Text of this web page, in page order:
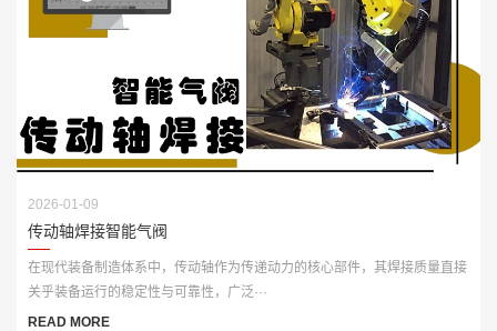
2026-01-09
传动轴焊接智能气阀
在现代装备制造体系中，传动轴作为传递动力的核心部件，其焊接质量直接
关乎装备运行的稳定性与可靠性，广泛···
READ MORE